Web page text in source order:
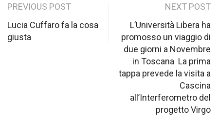
Post
navigation
PREVIOUS POST
Lucia Cuffaro fa la cosa
giusta
NEXT POST
L’Università Libera ha
promosso un viaggio di
due giorni a Novembre
in Toscana La prima
tappa prevede la visita a
Cascina
all’Interferometro del
progetto Virgo